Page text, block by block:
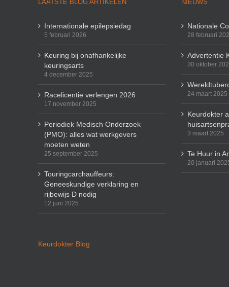
LAATSTE BLOG ARTIKELEN
Internationale epilepsiedag
5 februari 2026
Keuring bij onafhankelijke
keuringsarts
4 december 2025
Racelicentie verlengen 2026
17 november 2025
Periodiek Medisch Onderzoek
(PMO): alles wat werkgevers
moeten weten
25 september 2025
Touringcarchauffeurs:
Geneeskundige verklaring en
rijbewijs D nodig
12 juni 2025
Keurdokter Blog
NIEUWS
Nationale
28 februari
Advertentie
30 oktober
24 maart 2025
Keurdokter
3 maart 2025
Te Huur in
20 januari